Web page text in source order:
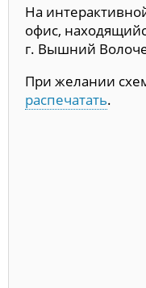
На
офис,
г. Вышний
При желании
распечатать.